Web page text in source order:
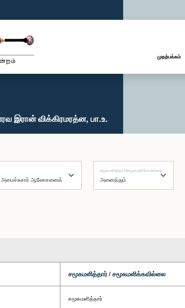
முதற்பக்கம்
இரான் விக்கிரமரத்ன, பா.உ.
சமூகமளித்தார்/சமூகமளிக்கவில்லை
சமூகமளித்தார் / சமூகமளிக்கவில்லை
சமூகமளித்தார்